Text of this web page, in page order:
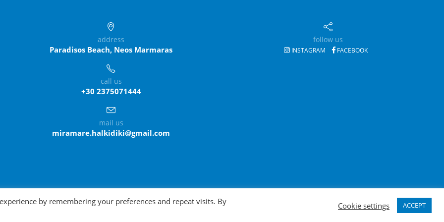
address
Paradisos Beach, Neos Marmaras
call us
+30 2375071444
mail us
miramare.halkidiki@gmail.com
follow us
INSTAGRAM FACEBOOK
Miramare Halkidiki2020. All Rights Reserved. Design and support by
by remembering your preferences and repeat visits. By
Cookie settings ACCEPT